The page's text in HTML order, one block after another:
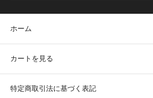
ホーム
カートを見る
特定商取引法に基づく表記